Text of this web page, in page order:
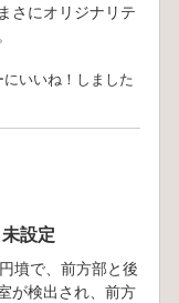
さにオリジナリテ
いいね！しました
設定
墳で、前方部と後
が検出され、前方